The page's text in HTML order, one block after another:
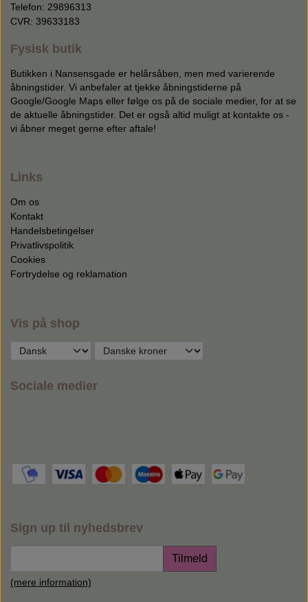
Telefon: 29896313
CVR: 39633183
Fysisk butik
Butikken i Nansensgade er helårsåben, men med varierende
åbningstider. Vi anbefaler at tjekke åbningstiderne på
Google/Google Maps eller følge os på de sociale medier, for at se
de aktuelle åbningstider. Det er også altid muligt at kontakte os -
vi åbner meget gerne efter aftale!
Links
Om os
Kontakt
Handelsbetingelser
Privatlivspolitik
Cookies
Fortrydelse og reklamation
Vis på shop
Sociale medier
Sign up til nyhedsbrev
Tilmeld
(mere information)